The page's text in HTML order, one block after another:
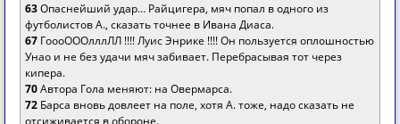
63Опаснейший удар… Райцигера, мяч попал в одного из
футболистов А., сказать точнее в Ивана Диаса.
67 ГоооОООлллЛЛ !!!! Луис Энрике !!!! Он пользуется оплошностью
Унао и не без удачи мяч забивает. Перебрасывая тот через
кипера.
70Автора Гола меняют: на Овермарса.
72 Барса вновь довлеет на поле, хотя А. тоже, надо сказать не
отсиживается в обороне.